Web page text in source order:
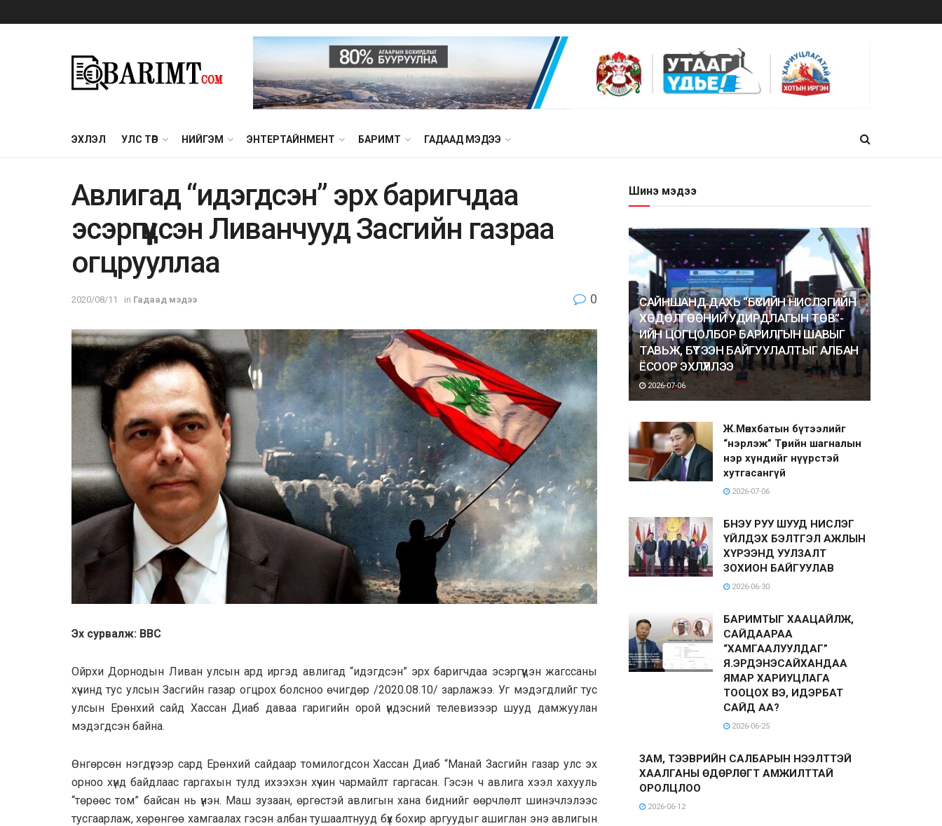
ЭХЛЭЛ УЛС ТӨР НИЙГЭМ ЭНТЕРТАЙНМЕНТ БАРИМТ ГАДААД МЭДЭЭ
Aвлигад “идэгдсэн” эрх баригчдаа
эсэргүүцсэн Ливанчууд Засгийн газраа
огцрууллаа
2020/08/11 in Гадаад мэдээ 0
Эx сурвалж: BBC
Oйрхи Дорнодын Ливан улсын ард иргэд авлигад “идэгдсэн” эрх баригчдаа эсэргүүцэн жагссаны
хүчинд тус улсын Засгийн газар огцрох болсноо өчигдөр /2020.08.10/ зарлажээ. Уг мэдэгдлийг тус
улсын Ерөнхий сайд Хассан Диаб даваа гаригийн орой үндэсний телевизээр шууд дамжуулан
мэдэгдсэн байна.
Өнгөрсөн нэгдүгээр сард Ерөнхий сайдаар томилогдсон Хассан Диаб “Манай Засгийн газар улс эх
орноо хүнд байдлаас гаргахын тулд ихээхэн хүчин чармайлт гаргасан. Гэсэн ч авлига хээл хахууль
“төрөөс том” байсан нь үнэн. Маш зузаан, өргөстэй авлигын хана биднийг өөрчлөлт шинэчлэлээс
тусгаарлаж, хөрөнгөө хамгаалах гэсэн албан тушаалтнууд бүх бохир аргуудыг ашиглан энэ авлигын
Шинэ мэдээ
САЙНШАНД ДАХЬ “БҮСИЙН НИСЛЭГИЙН
ХӨДӨЛГӨӨНИЙ УДИРДЛАГЫН ТӨВ”-
ИЙН ЦОГЦОЛБОР БАРИЛГЫН ШАВЫГ
ТАВЬЖ, БҮТЭЭН БАЙГУУЛАЛТЫГ АЛБАН
ЁСООР ЭХЛҮҮЛЛЭЭ
2026-07-06
Ж.Мөнхбатын бүтээлийг
“нэрлэж” Төрийн шагналын
нэр хүндийг нүүрстэй
хутгасангүй
2026-07-06
БНЭУ РУУ ШУУД НИСЛЭГ
ҮЙЛДЭХ БЭЛТГЭЛ АЖЛЫН
ХҮРЭЭНД УУЛЗАЛТ
ЗОХИОН БАЙГУУЛАВ
2026-06-30
БАРИМТЫГ ХААЦАЙЛЖ,
САЙДААРАА
“ХАМГААЛУУЛДАГ”
Я.ЭРДЭНЭСАЙХАНДАА
ЯМАР ХАРИУЦЛАГА
ТООЦОХ ВЭ, ИДЭРБАТ
САЙД АА?
2026-06-25
ЗАМ, ТЭЭВРИЙН САЛБАРЫН НЭЭЛТТЭЙ
ХААЛГАНЫ ӨДӨРЛӨГТ АМЖИЛТТАЙ
ОРОЛЦЛОО
2026-06-12